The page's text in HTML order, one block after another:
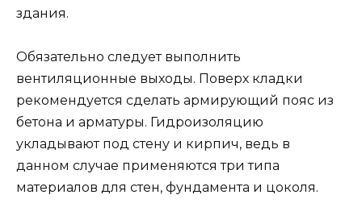
здания.
Обязательно следует выполнить
вентиляционные выходы. Поверх кладки
рекомендуется сделать армирующий пояс из
бетона и арматуры. Гидроизоляцию
укладывают под стену и кирпич, ведь в
данном случае применяются три типа
материалов для стен, фундамента и цоколя.